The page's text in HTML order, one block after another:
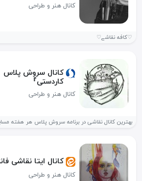
کانال هنر و طراحی
♡کافه نقاشے♡
کانال سروش پلاس
کاردستی』
کانال هنر و طراحی
بهترین کانال نقاشی در برنامه سروش پلاس هر هفته
کانال ایتا نقاشی
کانال هنر و طراحی